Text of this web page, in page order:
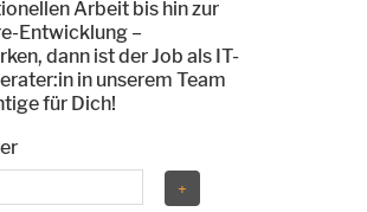
Arbeit bis hin zur
Entwicklung –
dann ist der Job als IT-
in unserem Team
für Dich!